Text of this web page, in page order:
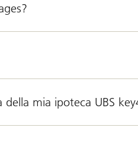
mia ipoteca UBS